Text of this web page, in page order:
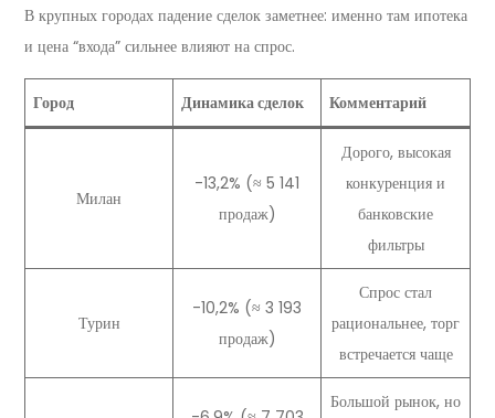
В крупных городах падение сделок заметнее: именно там ипотека
и цена “входа” сильнее влияют на спрос.
Город Динамика сделок Комментарий
Милан
-13,2% (≈ 5 141
продаж)
Дорого, высокая
конкуренция и
банковские
фильтры
Турин
-10,2% (≈ 3 193
продаж)
Спрос стал
рациональнее, торг
встречается чаще
Большой рынок, но